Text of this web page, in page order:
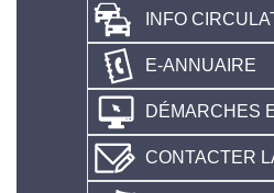
INFO
E-ANNUAIRE
DÉMARCHES
CONTACTER